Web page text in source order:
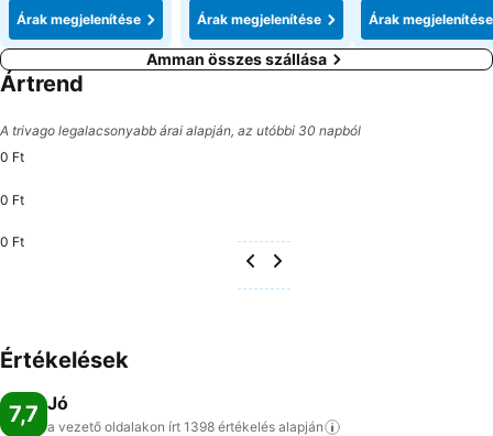
Árak megjelenítése
Árak megjelenítése
Árak megjelenítése
Amman összes szállása
Ártrend
A trivago legalacsonyabb árai alapján, az utóbbi 30 napból
0 Ft
0 Ft
0 Ft
Értékelések
7,7 Jó
a vezető oldalakon írt 1398 értékelés alapján